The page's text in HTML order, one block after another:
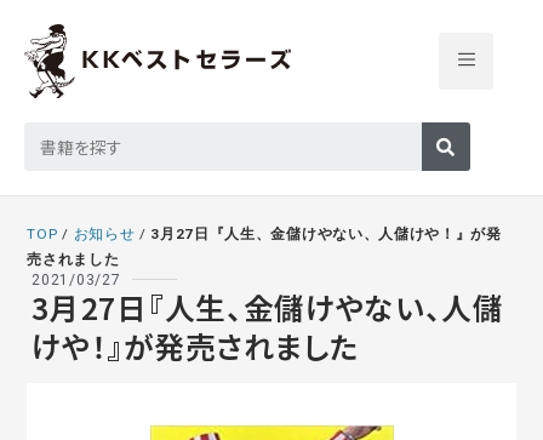
TOP / お知らせ / 3月27日『人生、金儲けやない、人儲けや！』が発
売されました
2021/03/27
3月27日『人生、金儲けやない、人儲
けや！』が発売されました